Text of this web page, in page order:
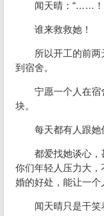
闻天晴：“……！
谁来救救她！
所以开工的前
到宿舍。
宁愿一个人在宿
块。
每天都有人跟她
都爱找她谈心，
你们年轻人压力大
婚的好处，能让一个
闻天晴只是干笑